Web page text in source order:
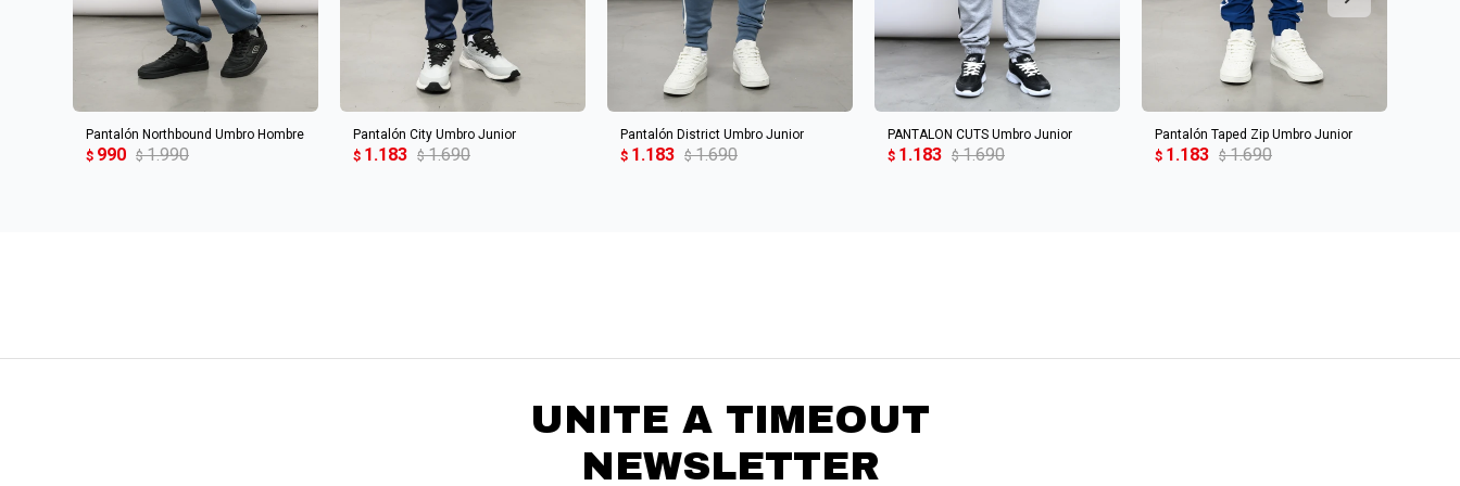
Pantalón Northbound Umbro Hombre
$ 990 $ 1.990
AGREGAR AL CARRITO
Pantalón City Umbro Junior
$ 1.183 $ 1.690
AGREGAR AL CARRITO
Pantalón District Umbro Junior
$ 1.183 $ 1.690
AGREGAR AL CARRITO
PANTALON CUTS Umbro Junior
$ 1.183 $ 1.690
AGREGAR AL CARRITO
Pantalón Taped Zip Umbro Junior
$ 1.183 $ 1.690
AGREGAR AL CARRITO
UNITE A TIMEOUT
NEWSLETTER